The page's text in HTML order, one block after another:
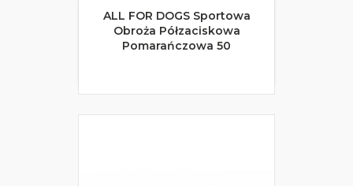
ALL FOR DOGS Sportowa
Obroża Półzaciskowa
Pomarańczowa 50